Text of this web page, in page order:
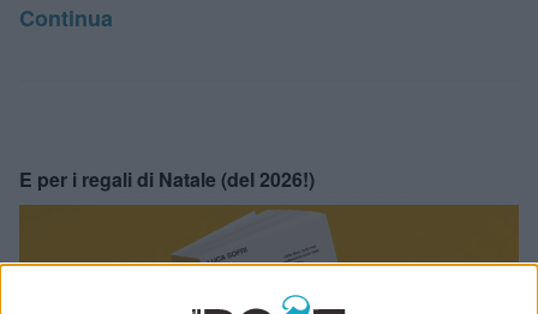
Continua
E per i regali di Natale (del 2026!)